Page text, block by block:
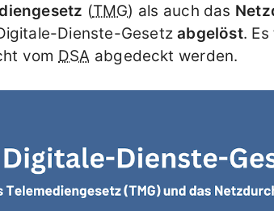
(TMG) als auch das
Dienste-Gesetzabgelöst.
vom DSA abgedeckt werden.